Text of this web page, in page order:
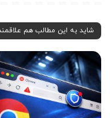
شاید به این مطالب هم